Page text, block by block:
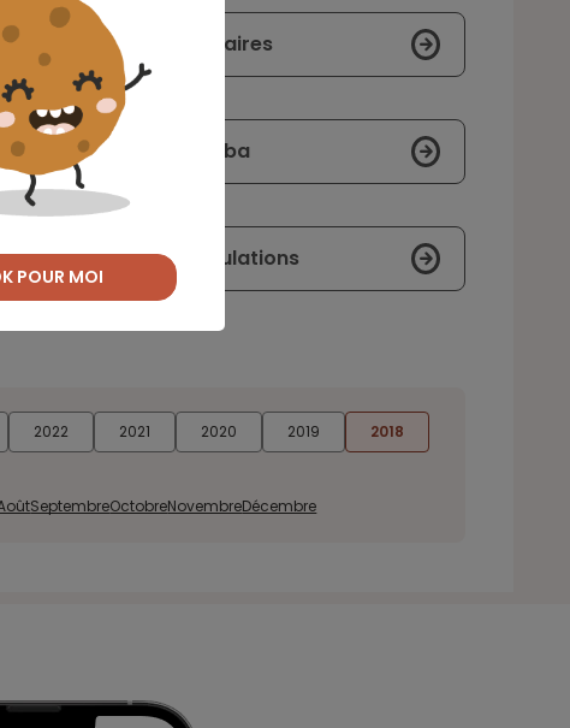
en services bancaires
néerlandaise ING Diba
suscitent les spéculations
2022 2021 2020 2019
2018
SeptembreOctobreNovembreDécembre
POUR MOI